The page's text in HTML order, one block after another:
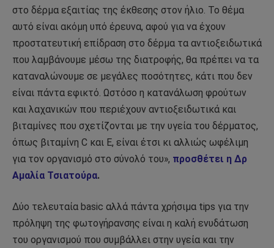
στο δέρμα εξαιτίας της έκθεσης στον ήλιο. Το θέμα
αυτό είναι ακόμη υπό έρευνα, αφού για να έχουν
προστατευτική επίδραση στο δέρμα τα αντιοξειδωτικά
που λαμβάνουμε μέσω της διατροφής, θα πρέπει να τα
καταναλώνουμε σε μεγάλες ποσότητες, κάτι που δεν
είναι πάντα εφικτό. Ωστόσο η κατανάλωση φρούτων
και λαχανικών που περιέχουν αντιοξειδωτικά και
βιταμίνες που σχετίζονται με την υγεία του δέρματος,
όπως βιταμίνη C και Ε, είναι έτσι κι αλλιώς ωφέλιμη
για τον οργανισμό στο σύνολό του», προσθέτει η Δρ
Αμαλία Τσιατούρα.
Δύο τελευταία basic αλλά πάντα χρήσιμα tips για την
πρόληψη της φωτογήρανσης είναι η καλή ενυδάτωση
του οργανισμού που συμβάλλει στην υγεία και την